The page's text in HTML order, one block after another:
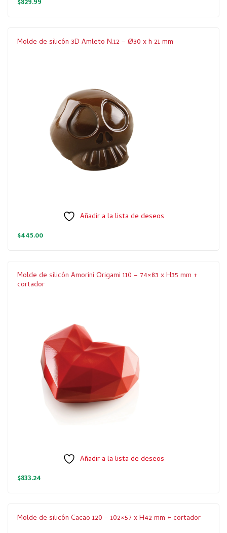
$829.99
Molde de silicón 3D Amleto N.12 – Ø30 x h 21 mm
Añadir a la lista de deseos
$445.00
Molde de silicón Amorini Origami 110 – 74×83 x H35 mm +
cortador
Añadir a la lista de deseos
$833.24
Molde de silicón Cacao 120 – 102×57 x H42 mm + cortador